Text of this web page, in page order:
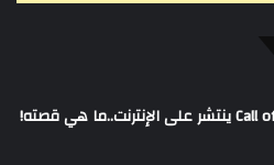
مصطلح Call of Duty: Cold Warriors ينتشر على الإنترنت..ما هي قصته!